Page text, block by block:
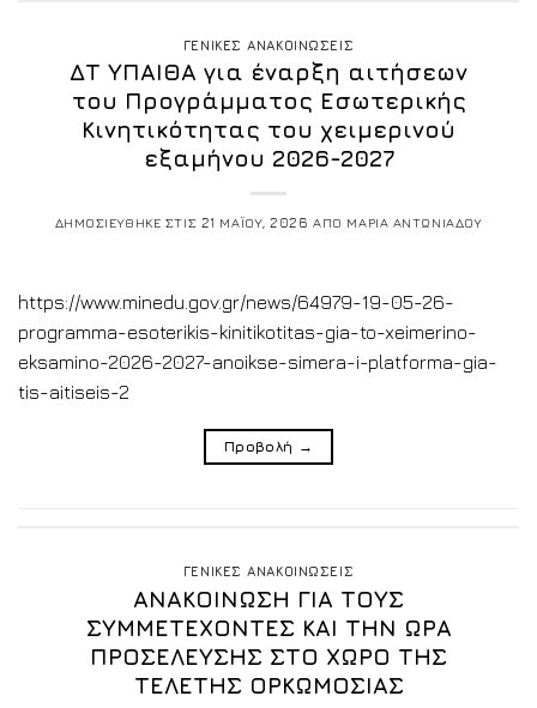
ΓΕΝΙΚΕΣ ΑΝΑΚΟΙΝΩΣΕΙΣ
ΔΤ ΥΠΑΙΘΑ για έναρξη αιτήσεων
του Προγράμματος Εσωτερικής
Κινητικότητας του χειμερινού
εξαμήνου 2026-2027
ΔΗΜΟΣΙΕΥΘΗΚΕ ΣΤΙΣ 21 ΜΑΪΟΥ, 2026 ΑΠΟ ΜΑΡΙΑ ΑΝΤΩΝΙΑΔΟΥ
https://www.minedu.gov.gr/news/64979-19-05-26-
programma-esoterikis-kinitikotitas-gia-to-xeimerino-
eksamino-2026-2027-anoikse-simera-i-platforma-gia-
tis-aitiseis-2
Προβολή →
ΓΕΝΙΚΕΣ ΑΝΑΚΟΙΝΩΣΕΙΣ
ΑΝΑΚΟΙΝΩΣΗ ΓΙΑ ΤΟΥΣ
ΣΥΜΜΕΤΕΧΟΝΤΕΣ ΚΑΙ ΤΗΝ ΩΡΑ
ΠΡΟΣΕΛΕΥΣΗΣ ΣΤΟ ΧΩΡΟ ΤΗΣ
ΤΕΛΕΤΗΣ ΟΡΚΩΜΟΣΙΑΣ